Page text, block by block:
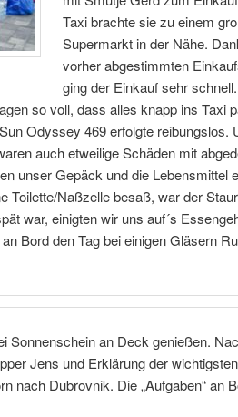
Taxi brachte sie zu einem
Supermarkt in der Nähe.
vorher abgestimmten
ging der Einkauf sehr
so voll, dass alles knapp ins Taxi
Odyssey 469 erfolgte reibungslos.
auch etweilige Schäden mit
unser Gepäck und die Lebensmittel
Toilette/Naßzelle besaß, war der
war, einigten wir uns auf´s
Bord den Tag bei einigen Gläsern
Sonnenschein an Deck genießen.
Jens und Erklärung der wichtigsten
nach Dubrovnik. Die „Aufgaben“ an